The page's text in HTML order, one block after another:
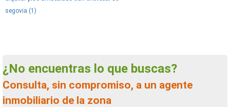
segovia (1)
¿No encuentras lo que buscas?
Consulta, sin compromiso, a un agente
inmobiliario de la zona